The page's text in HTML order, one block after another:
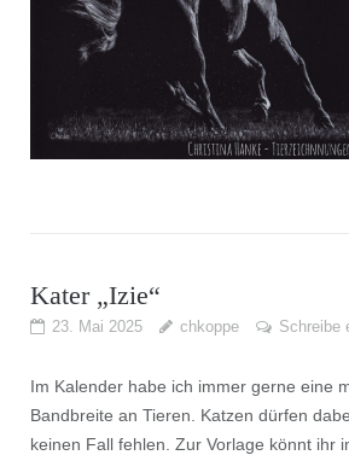
Kater „Izie“
23. Mai 2025 chkoppe Schreibe
Im Kalender habe ich immer gerne eine
Bandbreite an Tieren. Katzen dürfen
keinen Fall fehlen. Zur Vorlage könnt ihr